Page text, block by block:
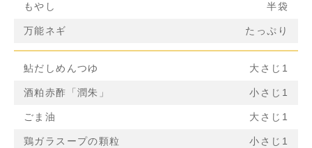
もやし 半袋
万能ネギ たっぷり
鮎だしめんつゆ 大さじ1
酒粕赤酢「潤朱」 小さじ1
ごま油 大さじ1
鶏ガラスープの顆粒 小さじ1